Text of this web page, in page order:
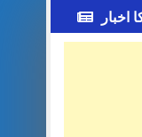
اخبار